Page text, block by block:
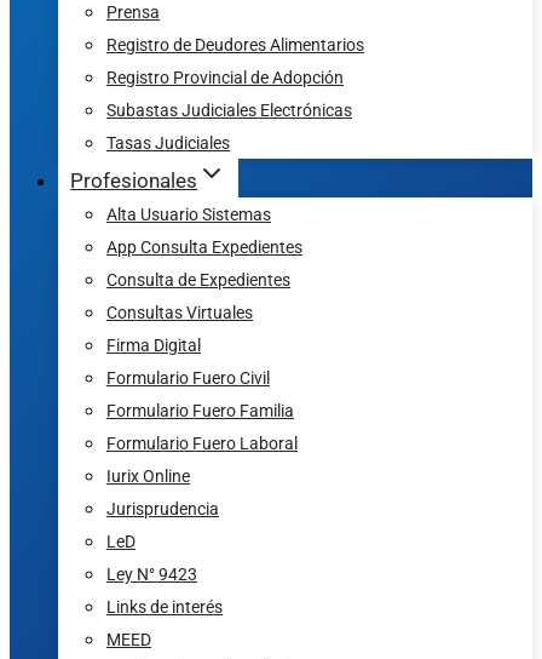
Prensa
Registro de Deudores Alimentarios
Registro Provincial de Adopción
Subastas Judiciales Electrónicas
Tasas Judiciales
Profesionales
Alta Usuario Sistemas
App Consulta Expedientes
Consulta de Expedientes
Consultas Virtuales
Firma Digital
Formulario Fuero Civil
Formulario Fuero Familia
Formulario Fuero Laboral
Iurix Online
Jurisprudencia
LeD
Ley N° 9423
Links de interés
MEED